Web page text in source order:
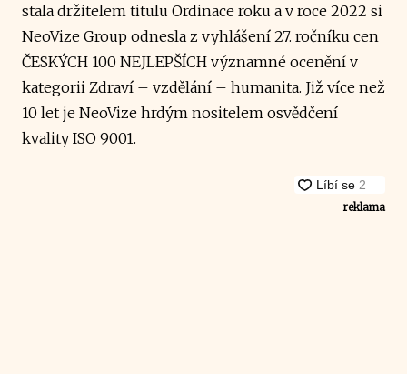
stala držitelem titulu Ordinace roku a v roce 2022 si
NeoVize Group odnesla z vyhlášení 27. ročníku cen
ČESKÝCH 100 NEJLEPŠÍCH významné ocenění v
kategorii Zdraví – vzdělání – humanita. Již více než
10 let je NeoVize hrdým nositelem osvědčení
kvality ISO 9001.
reklama